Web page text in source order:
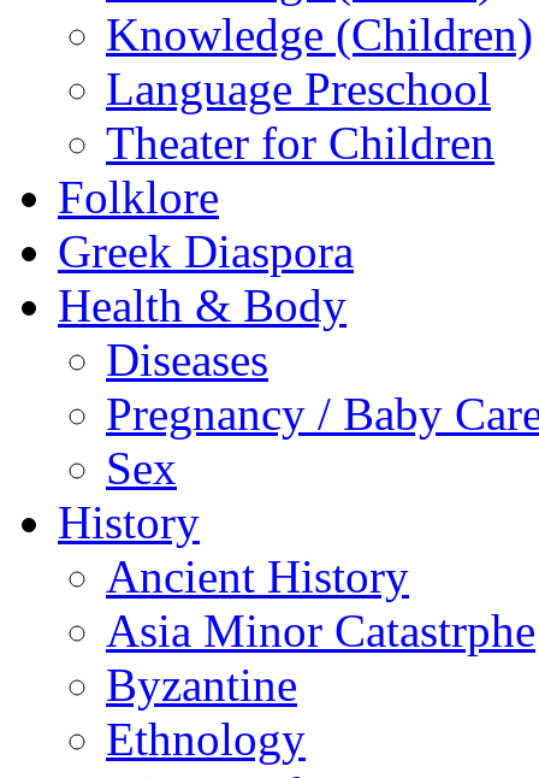
Knowledge (Children)
Language Preschool
Theater for Children
Folklore
Greek Diaspora
Health & Body
Diseases
Pregnancy / Baby
Sex
History
Ancient History
Asia Minor Catastrphe
Byzantine
Ethnology